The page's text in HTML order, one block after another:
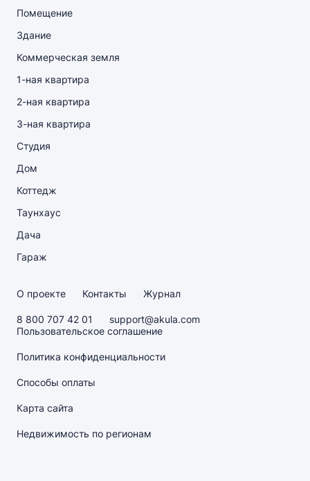
Помещение
Здание
Коммерческая земля
1-ная квартира
2-ная квартира
3-ная квартира
Студия
Дом
Коттедж
Таунхаус
Дача
Гараж
О проекте Контакты Журнал
8 800 707 42 01
support@akula.com
Пользовательское соглашение
Политика конфиденциальности
Способы оплаты
Карта сайта
Недвижимость по регионам